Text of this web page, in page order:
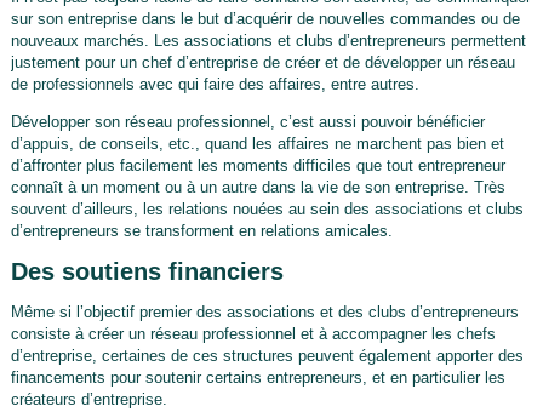
sur son entreprise dans le but d’acquérir de nouvelles commandes ou de
nouveaux marchés. Les associations et clubs d’entrepreneurs permettent
justement pour un chef d’entreprise de créer et de développer un réseau
de professionnels avec qui faire des affaires, entre autres.
Développer son réseau professionnel, c’est aussi pouvoir bénéficier
d’appuis, de conseils, etc., quand les affaires ne marchent pas bien et
d’affronter plus facilement les moments difficiles que tout entrepreneur
connaît à un moment ou à un autre dans la vie de son entreprise. Très
souvent d’ailleurs, les relations nouées au sein des associations et clubs
d’entrepreneurs se transforment en relations amicales.
Des soutiens financiers
Même si l’objectif premier des associations et des clubs d’entrepreneurs
consiste à créer un réseau professionnel et à accompagner les chefs
d’entreprise, certaines de ces structures peuvent également apporter des
financements pour soutenir certains entrepreneurs, et en particulier les
créateurs d’entreprise.